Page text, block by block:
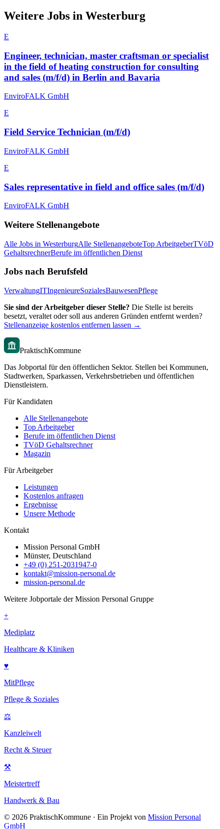
Weitere Jobs in Westerburg
E
Engineer, technician, master craftsman or specialist
in the field of heating construction for consulting
and sales (m/f/d) in Berlin and Bavaria
EnviroFALK GmbH
E
Field Service Technician (m/f/d)
EnviroFALK GmbH
E
Sales representative in field and office sales (m/f/d)
EnviroFALK GmbH
Weitere Stellenangebote
Alle Jobs in WesterburgAlle StellenangeboteTop ArbeitgeberTVöD
GehaltsrechnerBerufe im öffentlichen Dienst
Jobs nach Berufsfeld
VerwaltungITIngenieureSozialesBauwesenPflege
Sie sind der Arbeitgeber dieser Stelle? Die Stelle ist bereits
besetzt, veraltet oder soll aus anderen Gründen entfernt werden?
Stellenanzeige kostenlos entfernen lassen →
PraktischKommune
Das Jobportal für den öffentlichen Sektor. Stellen bei Kommunen,
Stadtwerken, Sparkassen, Verkehrsbetrieben und öffentlichen
Dienstleistern.
Für Kandidaten
Alle Stellenangebote
Top Arbeitgeber
Berufe im öffentlichen Dienst
TVöD Gehaltsrechner
Magazin
Für Arbeitgeber
Leistungen
Kostenlos anfragen
Ergebnisse
Unsere Methode
Kontakt
Mission Personal GmbH
Münster, Deutschland
+49 (0) 251-2031947-0
kontakt@mission-personal.de
mission-personal.de
Weitere Jobportale der Mission Personal Gruppe
+
Mediplatz
Healthcare & Kliniken
♥
MitPflege
Pflege & Soziales
⚖
Kanzleiwelt
Recht & Steuer
⚒
Meistertreff
Handwerk & Bau
© 2026 PraktischKommune · Ein Projekt von Mission Personal
GmbH